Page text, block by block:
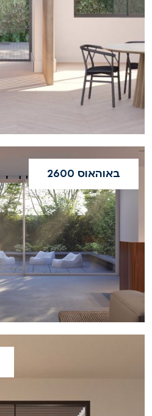
באוהאוס 2600